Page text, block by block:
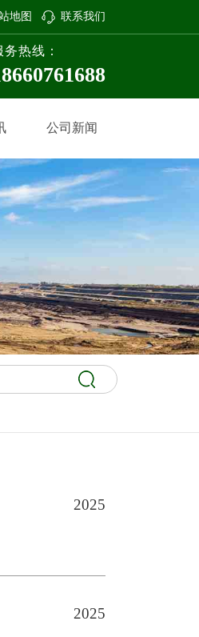
地图 联系我们
务热线：
公司新闻
2025
2025